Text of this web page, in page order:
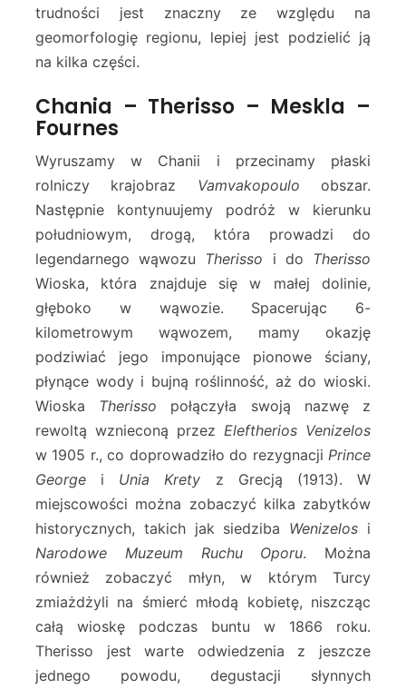
trudności jest znaczny ze względu na
geomorfologię regionu, lepiej jest podzielić ją
na kilka części.
Chania – Therisso – Meskla –
Fournes
Wyruszamy w Chanii i przecinamy płaski
rolniczy krajobraz Vamvakopoulo obszar.
Następnie kontynuujemy podróż w kierunku
południowym, drogą, która prowadzi do
legendarnego wąwozu Therisso i do Therisso
Wioska, która znajduje się w małej dolinie,
głęboko w wąwozie. Spacerując 6-
kilometrowym wąwozem, mamy okazję
podziwiać jego imponujące pionowe ściany,
płynące wody i bujną roślinność, aż do wioski.
Wioska Therisso połączyła swoją nazwę z
rewoltą wznieconą przez Eleftherios Venizelos
w 1905 r., co doprowadziło do rezygnacji Prince
George i Unia Krety z Grecją (1913). W
miejscowości można zobaczyć kilka zabytków
historycznych, takich jak siedziba Wenizelos i
Narodowe Muzeum Ruchu Oporu. Można
również zobaczyć młyn, w którym Turcy
zmiażdżyli na śmierć młodą kobietę, niszcząc
całą wioskę podczas buntu w 1866 roku.
Therisso jest warte odwiedzenia z jeszcze
jednego powodu, degustacji słynnych